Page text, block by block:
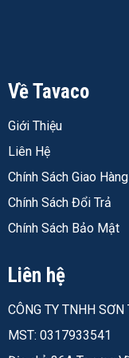
giàn khoan,
trình cao tầng
Trong thực tế, sơn
Hồ sơ kỹ
biến trong
85
ISO 12944
Yêu cầu
Về Tavaco
Giới Thiệu
Liên Hệ
Chính Sách Giao Hàng
Chính Sách Đổi Trả
Chính Sách Bảo Mật
Liên hệ
CÔNG TY TNHH SƠN
MST: 0317933541